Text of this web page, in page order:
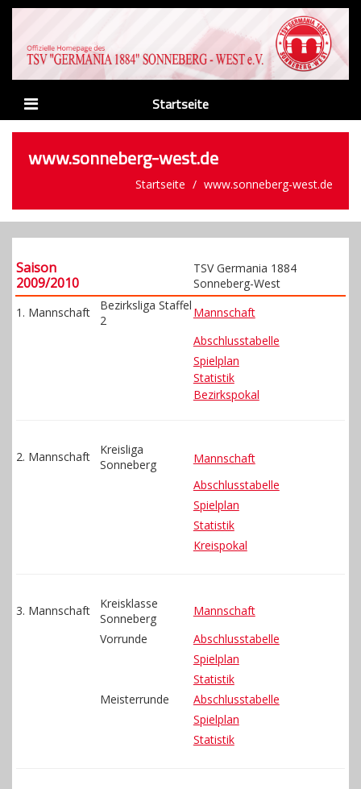
Startseite
News
Verein
Männer
Nachwuchs
Sponsoren
Gästebuch
Kontakt
www.sonneberg-west.de
Startseite www.sonneberg-west.de
Saison
2009/2010
TSV Germania 1884
Sonneberg-West
1. Mannschaft
Bezirksliga Staffel
2
Mannschaft
Abschlusstabelle
Spielplan
Statistik
Bezirkspokal
2. Mannschaft
Kreisliga
Sonneberg
Mannschaft
Abschlusstabelle
Spielplan
Statistik
Kreispokal
3. Mannschaft
Kreisklasse
Sonneberg
Mannschaft
Vorrunde
Abschlusstabelle
Spielplan
Statistik
Meisterrunde
Abschlusstabelle
Spielplan
Statistik